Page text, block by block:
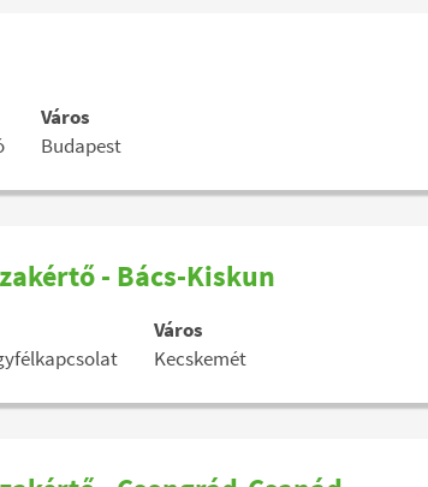
Város
Budapest
- Bács-Kiskun
Város
Kecskemét